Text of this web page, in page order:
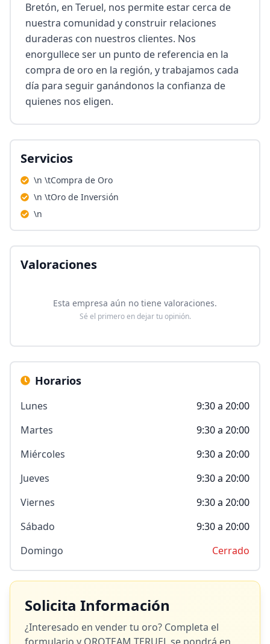
Bretón, en Teruel, nos permite estar cerca de
nuestra comunidad y construir relaciones
duraderas con nuestros clientes. Nos
enorgullece ser un punto de referencia en la
compra de oro en la región, y trabajamos cada
día para seguir ganándonos la confianza de
quienes nos eligen.
Servicios
\n \tCompra de Oro
\n \tOro de Inversión
\n
Valoraciones
Esta empresa aún no tiene valoraciones.
Sé el primero en dejar tu opinión.
Horarios
Lunes
9:30 a 20:00
Martes
9:30 a 20:00
Miércoles
9:30 a 20:00
Jueves
9:30 a 20:00
Viernes
9:30 a 20:00
Sábado
9:30 a 20:00
Domingo
Cerrado
Solicita Información
¿Interesado en vender tu oro? Completa el